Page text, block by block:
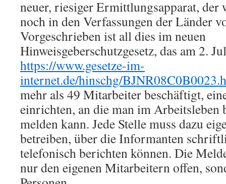
neuer, riesiger Ermittlungsapparat, der
noch in den Verfassungen der Länder
Vorgeschrieben ist all dies im neuen
Hinweisgeberschutzgesetz, das am 2.
https://www.gesetze-im-
internet.de/hinschg/
mehr als 49 Mitarbeiter beschäftigt,
einrichten, an die man im Arbeitsleben
melden kann. Jede Stelle muss dazu
betreiben, über die Informanten
telefonisch berichten können. Die
nur den eigenen Mitarbeitern offen,